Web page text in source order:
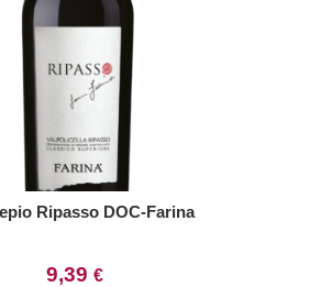
Ripasso DOC-Farina
9,39 €